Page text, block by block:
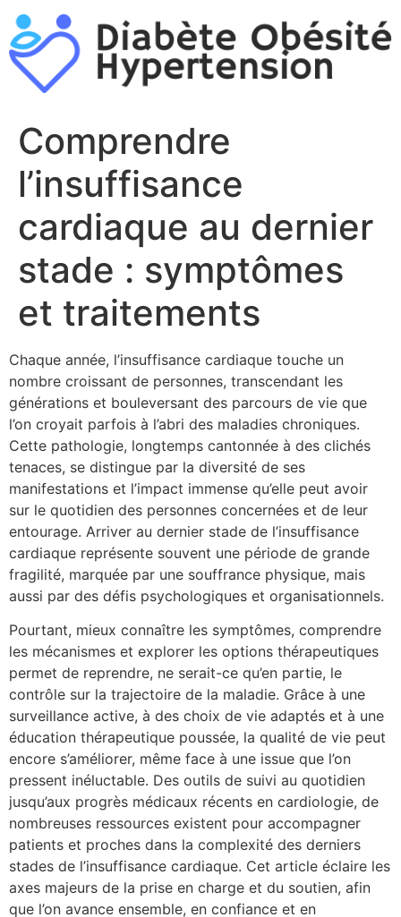
Aller
au
contenu
Comprendre
l’insuffisance
cardiaque au dernier
stade : symptômes
et traitements
Chaque année, l’insuffisance cardiaque touche un
nombre croissant de personnes, transcendant les
générations et bouleversant des parcours de vie que
l’on croyait parfois à l’abri des maladies chroniques.
Cette pathologie, longtemps cantonnée à des clichés
tenaces, se distingue par la diversité de ses
manifestations et l’impact immense qu’elle peut avoir
sur le quotidien des personnes concernées et de leur
entourage. Arriver au dernier stade de l’insuffisance
cardiaque représente souvent une période de grande
fragilité, marquée par une souffrance physique, mais
aussi par des défis psychologiques et organisationnels.
Pourtant, mieux connaître les symptômes, comprendre
les mécanismes et explorer les options thérapeutiques
permet de reprendre, ne serait-ce qu’en partie, le
contrôle sur la trajectoire de la maladie. Grâce à une
surveillance active, à des choix de vie adaptés et à une
éducation thérapeutique poussée, la qualité de vie peut
encore s’améliorer, même face à une issue que l’on
pressent inéluctable. Des outils de suivi au quotidien
jusqu’aux progrès médicaux récents en cardiologie, de
nombreuses ressources existent pour accompagner
patients et proches dans la complexité des derniers
stades de l’insuffisance cardiaque. Cet article éclaire les
axes majeurs de la prise en charge et du soutien, afin
que l’on avance ensemble, en confiance et en